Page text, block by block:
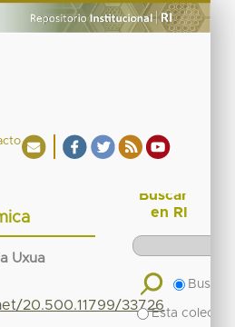
Uxua
20.500.11799/33726
Buscar
en RI
Buscar
Esta